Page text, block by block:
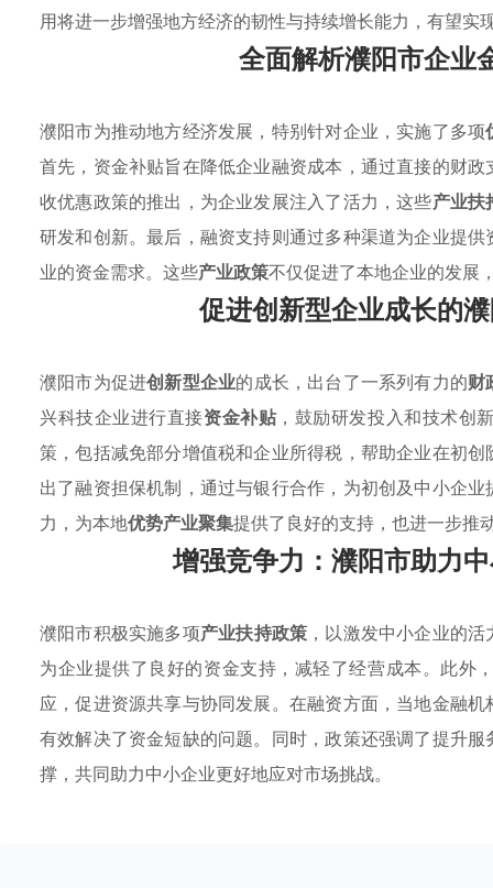
用将进一步增强地方经济的韧性与持续增长能力，有望实
全面解析濮阳市企业
濮阳市为推动地方经济发展，特别针对企业，实施了多项
首先，资金补贴旨在降低企业融资成本，通过直接的财
收优惠政策的推出，为企业发展注入了活力，这些产业扶
研发和创新。最后，融资支持则通过多种渠道为企业提
业的资金需求。这些产业政策不仅促进了本地企业的发展
促进创新型企业成长的
濮阳市为促进创新型企业的成长，出台了一系列有力的财
兴科技企业进行直接资金补贴，鼓励研发投入和技术创
策，包括减免部分增值税和企业所得税，帮助企业在初
出了融资担保机制，通过与银行合作，为初创及中小企
力，为本地优势产业聚集提供了良好的支持，也进一步推
增强竞争力：濮阳市助力
濮阳市积极实施多项产业扶持政策 ，以激发中小企业的
为企业提供了良好的资金支持，减轻了经营成本。此外
应，促进资源共享与协同发展。在融资方面，当地金融
有效解决了资金短缺的问题。同时，政策还强调了提升
撑，共同助力中小企业更好地应对市场挑战。